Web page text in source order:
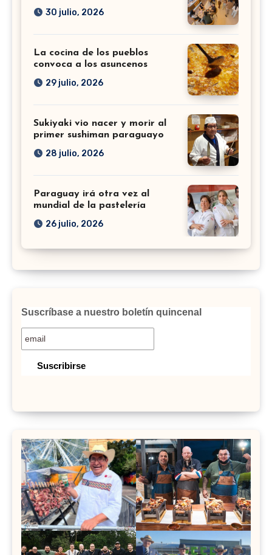
30 julio, 2026
La cocina de los pueblos
convoca a los asuncenos
29 julio, 2026
Sukiyaki vio nacer y morir al
primer sushiman paraguayo
28 julio, 2026
Paraguay irá otra vez al
mundial de la pastelería
26 julio, 2026
Suscríbase a nuestro boletín quincenal